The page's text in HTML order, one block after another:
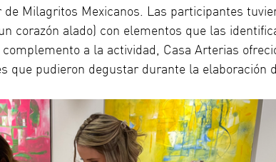
de Milagritos Mexicanos. Las participantes
corazón alado) con elementos que las
a la actividad, Casa Arterias
que pudieron degustar durante la elaboración